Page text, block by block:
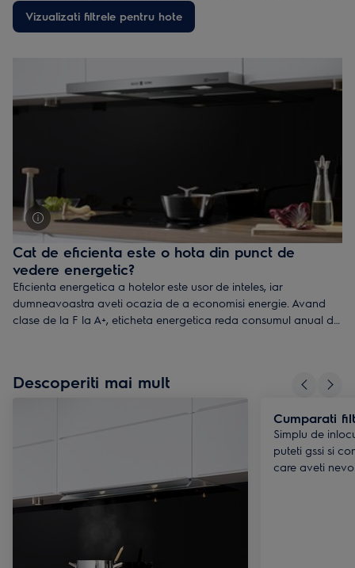
cu carbon purifica aerul, neutralizand orice miros. Unele filtre
pot fi spalate si refolosite. Altele trebuie inlocuite - pe acestea le
Vizualizati filtrele pentru hote
Cat de eficienta este o hota din punct de
vedere energetic?
Eficienta energetica a hotelor este usor de inteles, iar
dumneavoastra aveti ocazia de a economisi energie. Avand
clase de la F la A+, eticheta energetica reda consumul anual de
Descoperiti mai mult
Cumparati
Simplu de
puteti gssi si
care aveti